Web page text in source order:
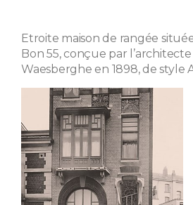
Etroite maison de rangée
Bon 55, conçue par
Waesberghe en 1898, de style